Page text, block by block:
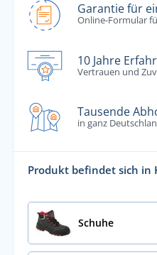
Garantie für
Online-Formular
10 Jahre
Vertrauen und
Tausende
in ganz
Produkt befindet sich in
Schuhe